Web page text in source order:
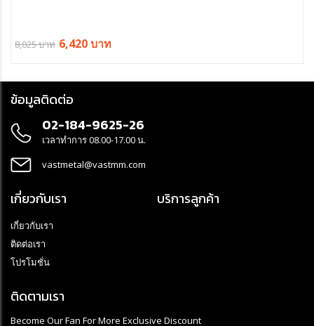
8,025 บาท 6,420 บาท
ข้อมูลติดต่อ
02-184-9625-26
เวลาทำการ 08.00-17.00 น.
vastmetal@vastmm.com
เกี่ยวกับเรา
เกี่ยวกับเรา
ติดต่อเรา
โปรโมชั่น
บริการลูกค้า
ติดตามเรา
Become Our Fan For More Exclusive Discount